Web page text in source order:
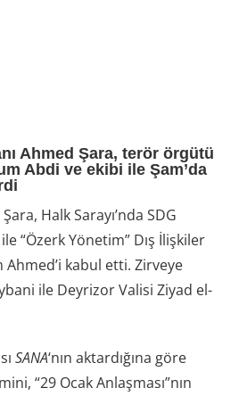
Ahmed Şara, terör örgütü
Abdi ve ekibi ile Şam’da
Halk Sarayı’nda SDG
“Özerk Yönetim” Dış İlişkiler
Ahmed’i kabul etti. Zirveye
ile Deyrizor Valisi Ziyad el-
SANA‘nın aktardığına göre
“29 Ocak Anlaşması”nın